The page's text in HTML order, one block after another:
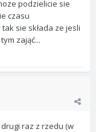
podzielicie sie
czasu
sie składa ze jesli
zająć...
raz z rzedu (w